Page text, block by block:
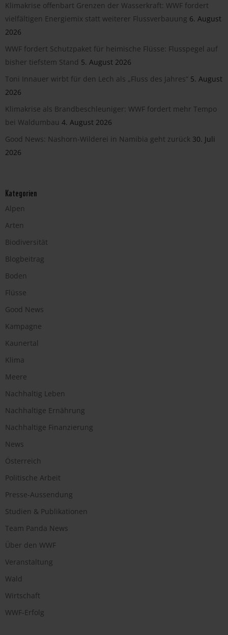
Klimakrise offenbart Grenzen der Wasserkraft: WWF fordert
vielfältigen Energiemix statt weiterer Flussverbauung 6. August
2026
WWF fordert Schutzpaket für heimische Flüsse: Flusspegel auf
bisher tiefstem Stand 5. August 2026
Toni Innauer wirbt für den Lech als „Fluss des Jahres“ 5. August
2026
Klimakrise als Brandbeschleuniger: WWF fordert mehr Tempo
bei Waldumbau 4. August 2026
Good News: Nashorn-Wilderei in Namibia geht zurück 30. Juli
2026
Kategorien
Alpen
Arten
Biodiversität
Blogbeitrag
Boden
Flüsse
Good News
Kampagne
Kaunertal
Klima
Meere
Nachhaltig Leben
Nachhaltige Ernährung
Nachhaltige Finanzierung
News
Österreich
Politische Arbeit
Presse-Aussendung
Studien & Publikationen
Team Panda News
Über den WWF
Veranstaltung
Wald
Wirtschaft
WWF-Erfolg